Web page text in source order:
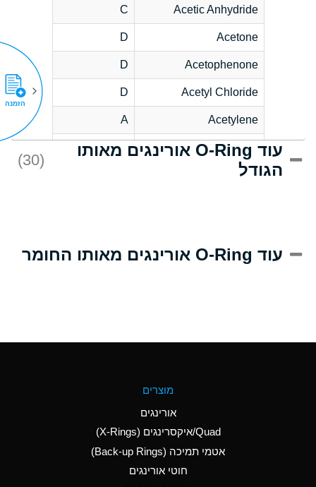
Acetic Anhydride
C
Acetone
D
Acetophenone
D
Acetyl Chloride
D
Acetylene
A
Acrlylonitrile
D
Adipic Acid
(Aqueous)
Aluminum Nitrate
(Aqueous)
Aluminum Phosphate
עוד O-Ring אורינגים מאותו
הגודל
(30)
עוד O-Ring אורינגים מאותו החומר
מוצרים
אורינגים
Quad/איקסרינגים (X-Rings)
אטמי תמיכה (Back-up Rings)
חוטי אורינגים
הזמנה